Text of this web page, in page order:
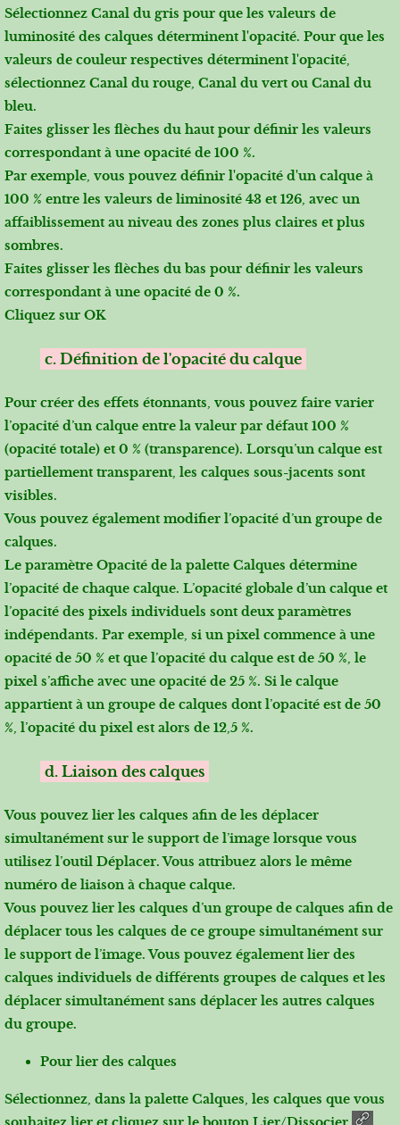
Sélectionnez Canal du gris pour que les valeurs de
luminosité des calques déterminent l'opacité. Pour que les
valeurs de couleur respectives déterminent l'opacité,
sélectionnez Canal du rouge, Canal du vert ou Canal du
bleu.
Faites glisser les flèches du haut pour définir les valeurs
correspondant à une opacité de 100 %.
Par exemple, vous pouvez définir l'opacité d'un calque à
100 % entre les valeurs de liminosité 43 et 126, avec un
affaiblissement au niveau des zones plus claires et plus
sombres.
Faites glisser les flèches du bas pour définir les valeurs
correspondant à une opacité de 0 %.
Cliquez sur OK
c. Définition de l'opacité du calque
Pour créer des effets étonnants, vous pouvez faire varier
l’opacité d’un calque entre la valeur par défaut 100 %
(opacité totale) et 0 % (transparence). Lorsqu’un calque est
partiellement transparent, les calques sous-jacents sont
visibles.
Vous pouvez également modifier l’opacité d’un groupe de
calques.
Le paramètre Opacité de la palette Calques détermine
l’opacité de chaque calque. L’opacité globale d’un calque et
l’opacité des pixels individuels sont deux paramètres
indépendants. Par exemple, si un pixel commence à une
opacité de 50 % et que l’opacité du calque est de 50 %, le
pixel s’affiche avec une opacité de 25 %. Si le calque
appartient à un groupe de calques dont l’opacité est de 50
%, l’opacité du pixel est alors de 12,5 %.
d. Liaison des calques
Vous pouvez lier les calques afin de les déplacer
simultanément sur le support de l’image lorsque vous
utilisez l’outil Déplacer. Vous attribuez alors le même
numéro de liaison à chaque calque.
Vous pouvez lier les calques d’un groupe de calques afin de
déplacer tous les calques de ce groupe simultanément sur
le support de l’image. Vous pouvez également lier des
calques individuels de différents groupes de calques et les
déplacer simultanément sans déplacer les autres calques
du groupe.
Pour lier des calques
Sélectionnez, dans la palette Calques, les calques que vous